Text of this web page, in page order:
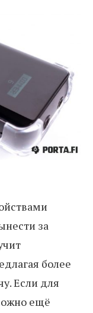
за
более
Если для
ещё